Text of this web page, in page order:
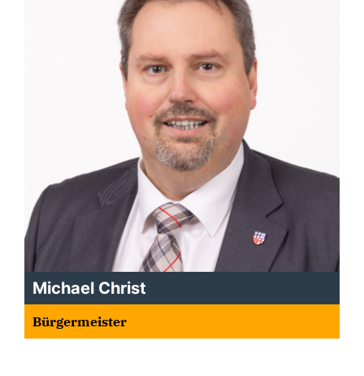
Michael Christ
Bürgermeister